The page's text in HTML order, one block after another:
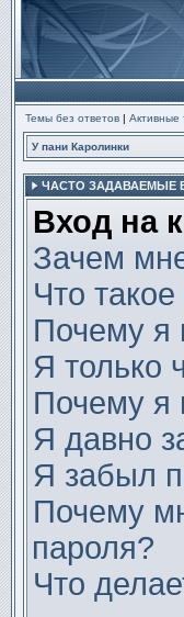
Темы без ответов | Активные
У пани Каролинки
ЧАСТО ЗАДАВАЕМЫЕ
Вход на
Зачем
Что
Почему я
Я только
Почему я
Я давно
Я забыл
Почему
пароля?
Что